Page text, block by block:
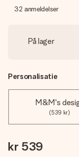
32 anmeldelser
På lager
Personalisatie
M&M's
(539 kr)
kr 539